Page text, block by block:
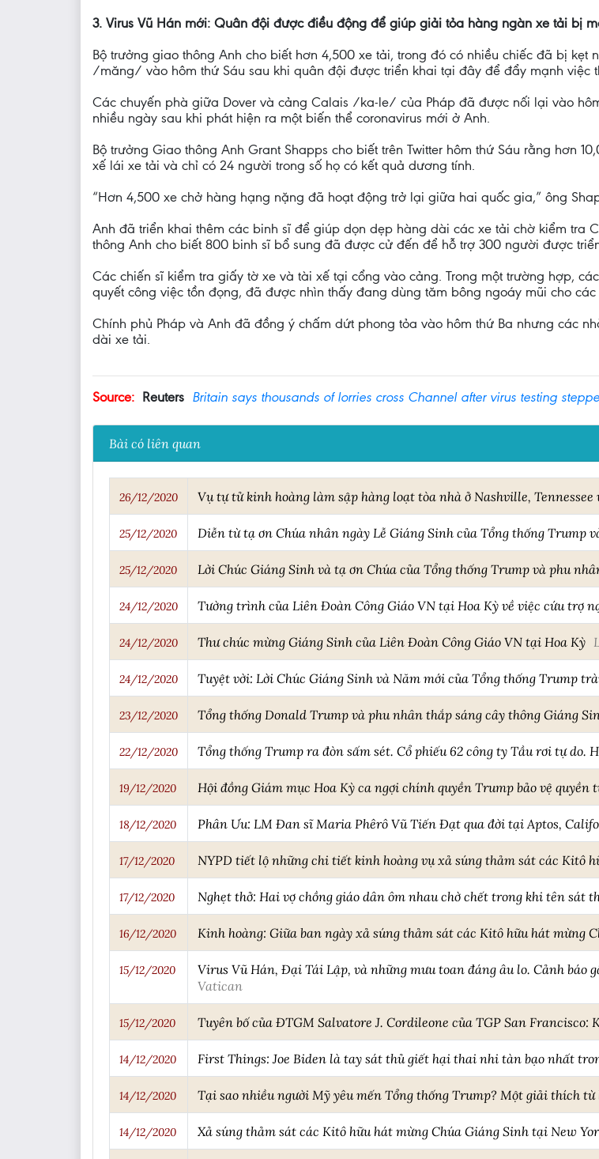
3. Virus Vũ Hán mới: Quân đội được điều động để giúp giải tỏa hàng ngàn xe tải bị
Bộ trưởng giao thông Anh cho biết hơn 4,500 xe tải, trong đó có nhiều chiếc đã bị
/măng/ vào hôm thứ Sáu sau khi quân đội được triển khai tại đây để đẩy mạnh việc
Các chuyến phà giữa Dover và cảng Calais /ka-le/ của Pháp đã được nối lại vào
nhiều ngày sau khi phát hiện ra một biến thể coronavirus mới ở Anh.
Bộ trưởng Giao thông Anh Grant Shapps cho biết trên Twitter hôm thứ Sáu rằng hơn
xế lái xe tải và chỉ có 24 người trong số họ có kết quả dương tính.
“Hơn 4,500 xe chở hàng hạng nặng đã hoạt động trở lại giữa hai quốc gia,” ông
Anh đã triển khai thêm các binh sĩ để giúp dọn dẹp hàng dài các xe tải chờ kiểm tra
thông Anh cho biết 800 binh sĩ bổ sung đã được cử đến để hỗ trợ 300 người được
Các chiến sĩ kiểm tra giấy tờ xe và tài xế tại cổng vào cảng. Trong một trường hợp,
quyết công việc tồn đọng, đã được nhìn thấy đang dùng tăm bông ngoáy mũi cho các
Chính phủ Pháp và Anh đã đồng ý chấm dứt phong tỏa vào hôm thứ Ba nhưng các
dài xe tải.
Source: Reuters Britain says thousands of lorries cross Channel after virus testing
Bài có liên quan
26/12/2020 Vụ tự tử kinh hoàng làm sập hàng loạt tòa nhà ở Nashville,
25/12/2020 Diễn từ tạ ơn Chúa nhân ngày Lễ Giáng Sinh của Tổng thống Trump
25/12/2020 Lời Chúc Giáng Sinh và tạ ơn Chúa của Tổng thống Trump và phu
24/12/2020 Tường trình của Liên Đoàn Công Giáo VN tại Hoa Kỳ về việc cứu trợ
24/12/2020 Thư chúc mừng Giáng Sinh của Liên Đoàn Công Giáo VN tại Hoa Kỳ
24/12/2020 Tuyệt vời: Lời Chúc Giáng Sinh và Năm mới của Tổng thống Trump
23/12/2020 Tổng thống Donald Trump và phu nhân thắp sáng cây thông Giáng
22/12/2020 Tổng thống Trump ra đòn sấm sét. Cổ phiếu 62 công ty Tầu rơi tự do.
19/12/2020 Hội đồng Giám mục Hoa Kỳ ca ngợi chính quyền Trump bảo vệ quyền
18/12/2020 Phân Ưu: LM Đan sĩ Maria Phêrô Vũ Tiến Đạt qua đời tại Aptos,
17/12/2020 NYPD tiết lộ những chi tiết kinh hoàng vụ xả súng thảm sát các Kitô
17/12/2020 Nghẹt thở: Hai vợ chồng giáo dân ôm nhau chờ chết trong khi tên sát
16/12/2020 Kinh hoàng: Giữa ban ngày xả súng thảm sát các Kitô hữu hát mừng
15/12/2020 Virus Vũ Hán, Đại Tái Lập, và những mưu toan đáng âu lo. Cảnh báo
Vatican
15/12/2020 Tuyên bố của ĐTGM Salvatore J. Cordileone của TGP San Francisco:
14/12/2020 First Things: Joe Biden là tay sát thủ giết hại thai nhi tàn bạo nhất
14/12/2020 Tại sao nhiều người Mỹ yêu mến Tổng thống Trump? Một giải thích
14/12/2020 Xả súng thảm sát các Kitô hữu hát mừng Chúa Giáng Sinh tại New